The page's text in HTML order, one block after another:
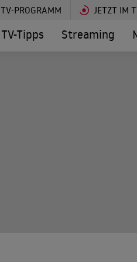
TV-PROGRAMM JETZT IM
TV-Tipps Streaming